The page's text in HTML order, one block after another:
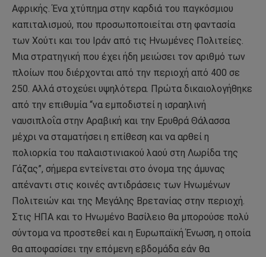
Αφρικής. Ένα χτύπημα στην καρδιά του παγκόσμιου
καπιταλισμού, που προσωποποιείται στη φαντασία
των Χούτι και του Ιράν από τις Ηνωμένες Πολιτείες.
Μια στρατηγική που έχει ήδη μειώσει τον αριθμό των
πλοίων που διέρχονται από την περιοχή από 400 σε
250. Αλλά στοχεύει υψηλότερα. Πρώτα δικαιολογήθηκε
από την επιθυμία “να εμποδιστεί η ισραηλινή
ναυσιπλοΐα στην Αραβική και την Ερυθρά Θάλασσα
μέχρι να σταματήσει η επίθεση και να αρθεί η
πολιορκία του παλαιστινιακού λαού στη Λωρίδα της
Γάζας”, σήμερα εντείνεται στο όνομα της άμυνας
απέναντι στις κοινές αντιδράσεις των Ηνωμένων
Πολιτειών και της Μεγάλης Βρετανίας στην περιοχή.
Στις ΗΠΑ και το Ηνωμένο Βασίλειο θα μπορούσε πολύ
σύντομα να προστεθεί και η Ευρωπαϊκή Ένωση, η οποία
θα αποφασίσει την επόμενη εβδομάδα εάν θα